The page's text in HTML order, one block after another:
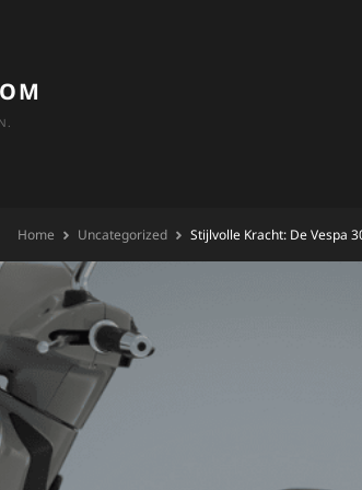
Home Uncategorized Stijlvolle Kracht: De Vespa